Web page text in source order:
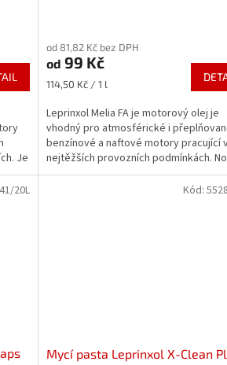
Je
produktu
je
5,0
5
hvězdiček.
od 81,82 Kč bez DPH
od 99 Kč
Měrná
114,50 Kč / 1 l
Leprinxol Melia FA je motorový olej je
vhodný pro atmosférické i
benzínové a naftové motory pracující
nejtěžších provozních podmínkách.
a doporučení: ACEA...
20L
Mycí pasta Leprinxol X-Clean
Kód: